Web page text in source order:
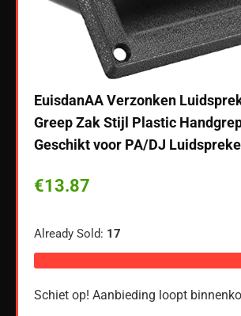
EuisdanAA Verzonken
Greep Zak Stijl Plastic
Geschikt voor PA/DJ
€13.87
Already Sold: 17
Schiet op! Aanbieding loopt